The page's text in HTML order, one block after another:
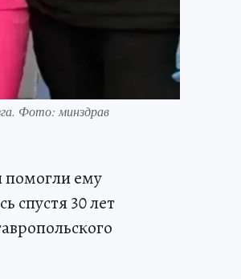
Фото: минздрав
помогли ему
спустя 30 лет